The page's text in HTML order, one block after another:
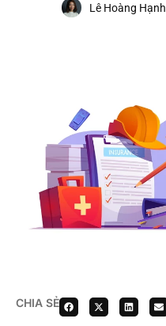
Lê Hoàng Hạnh
CHIA SẺ